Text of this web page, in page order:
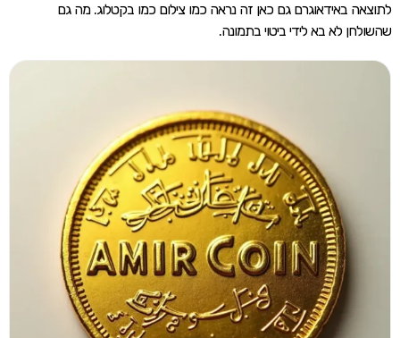
לתוצאה באידאוגרם גם כאן זה נראה כמו צילום כמו בקטלוג. מה גם
שהשולחן לא בא לידי ביטוי בתמונה.